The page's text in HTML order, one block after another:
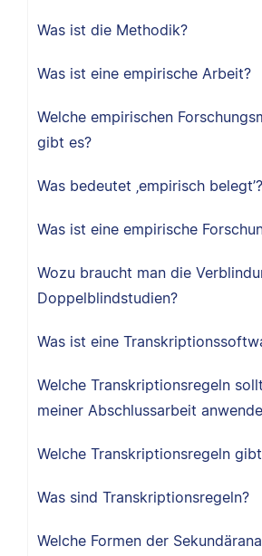
Was ist die Methodik?
Was ist eine empirische Arbeit?
Welche empirischen
gibt es?
Was bedeutet ‚empirisch belegt’?
Was ist eine empirische
Wozu braucht man die
Doppelblindstudien?
Was ist eine
Welche Transkriptionsregeln
meiner Abschlussarbeit
Welche Transkriptionsregeln
Was sind Transkriptionsregeln?
Welche Formen der